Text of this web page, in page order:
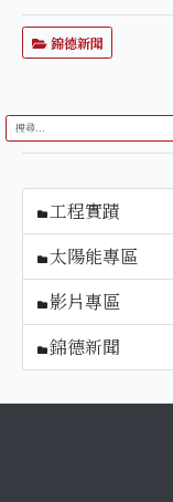
錦德新聞
工程實蹟
太陽能專區
影片專區
錦德新聞